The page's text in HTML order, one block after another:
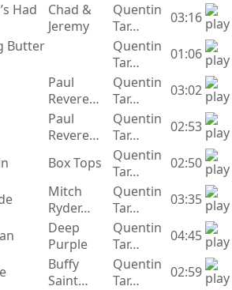
Had
Chad &
Jeremy
Quentin
Tar…
03:16
Butter
Quentin
Tar…
01:06
Paul
Revere…
Quentin
Tar…
03:02
Paul
Revere…
Quentin
Tar…
02:53
Box Tops
Quentin
Tar…
02:50
Mitch
Ryder…
Quentin
Tar…
03:35
Deep
Purple
Quentin
Tar…
04:45
Buffy
Saint…
Quentin
Tar…
02:59